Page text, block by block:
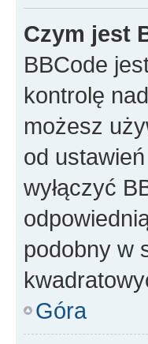
Czym jest
BBCode
kontrolę
możesz
od
wyłączyć
podobny w
Góra